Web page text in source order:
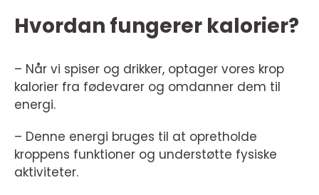
Hvordan fungerer kalorier?
– Når vi spiser og drikker, optager vores krop
kalorier fra fødevarer og omdanner dem til
energi.
– Denne energi bruges til at opretholde
kroppens funktioner og understøtte fysiske
aktiviteter.